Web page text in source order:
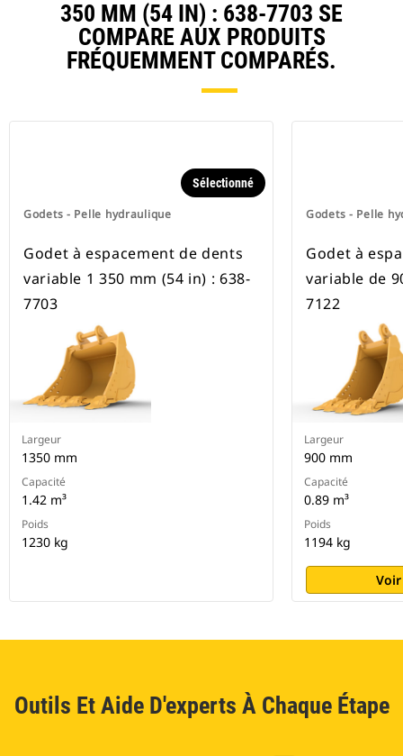
350 MM (54 IN) : 638-7703 SE
COMPARE AUX PRODUITS
FRÉQUEMMENT COMPARÉS.
Godets - Pelle hydraulique
Sélectionné
Godet à espacement de dents
variable 1 350 mm (54 in) : 638-
7703
Largeur
1350 mm
Capacité
1.42 m³
Poids
1230 kg
Godets - Pelle
Godet à
variable de
7122
Largeur
900 mm
Capacité
0.89 m³
Poids
1194 kg
Outils Et Aide D'experts À Chaque Étape